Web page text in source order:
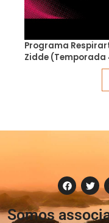
Programa
Zidde (Temporada
Somos